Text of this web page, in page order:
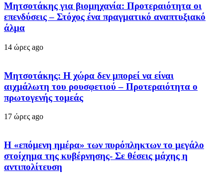
Μητσοτάκης για βιομηχανία: Προτεραιότητα οι
επενδύσεις – Στόχος ένα πραγματικό αναπτυξιακό
άλμα
14 ώρες ago
Μητσοτάκης: Η χώρα δεν μπορεί να είναι
αιχμάλωτη του ρουσφετιού – Προτεραιότητα ο
πρωτογενής τομεάς
17 ώρες ago
Η «επόμενη ημέρα» των πυρόπληκτων το μεγάλο
στοίχημα της κυβέρνησης- Σε θέσεις μάχης η
αντιπολίτευση